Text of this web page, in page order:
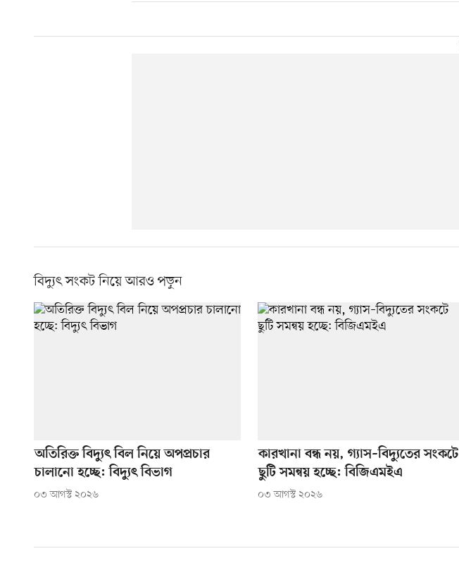
বিদ্যুৎ সংকট নিয়ে আরও পড়ুন
অতিরিক্ত বিদ্যুৎ বিল নিয়ে অপপ্রচার
চালানো হচ্ছে: বিদ্যুৎ বিভাগ
০৩ আগস্ট ২০২৬
কারখানা বন্ধ নয়, গ্যাস–বিদ্যুতের সংকটে
ছুটি সমন্বয় হচ্ছে: বিজিএমইএ
০৩ আগস্ট ২০২৬